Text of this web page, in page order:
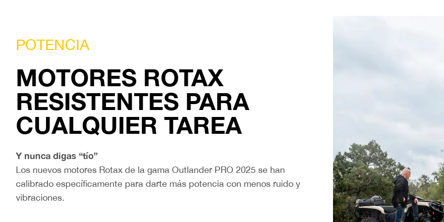
POTENCIA
MOTORES ROTAX
RESISTENTES PARA
CUALQUIER TAREA
Y nunca digas “tío”
Los nuevos motores Rotax de la gama Outlander PRO 2025 se han
calibrado específicamente para darte más potencia con menos ruido y
vibraciones.